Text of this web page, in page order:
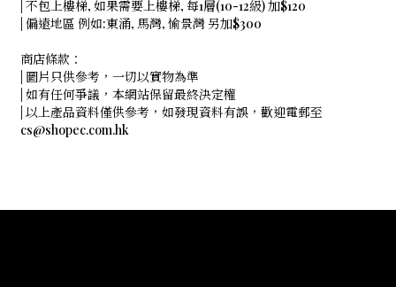
| 不包上樓梯, 如果需要上樓梯, 每1層(10-12級) 加$120
| 偏遠地區 例如:東涌, 馬灣, 愉景灣 另加$300
商店條款：
| 圖片只供參考，一切以實物為準
| 如有任何爭議，本網站保留最終決定權
| 以上產品資料僅供參考，如發現資料有誤，歡迎電郵至
cs@shopec.com.hk